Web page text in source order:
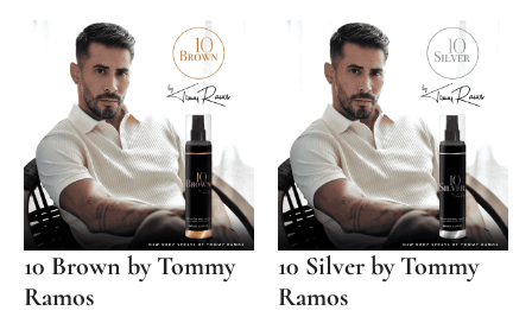
10 Brown by Tommy
Ramos
10 Silver by Tommy
Ramos